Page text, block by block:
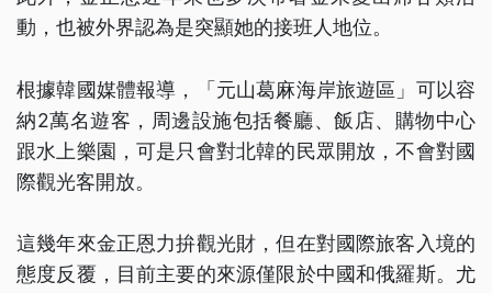
動，也被外界認為是突顯她的接班人地位。
根據韓國媒體報導，「元山葛麻海岸旅遊區」可以容
納2萬名遊客，周邊設施包括餐廳、飯店、購物中心
跟水上樂園，可是只會對北韓的民眾開放，不會對國
際觀光客開放。
這幾年來金正恩力拚觀光財，但在對國際旅客入境的
態度反覆，目前主要的來源僅限於中國和俄羅斯。尤